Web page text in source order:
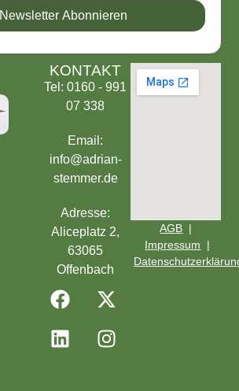
Newsletter Abonnieren
KONTAKT
Tel: 0160 - 991
07 338
Email:
info@adrian-
stemmer.de
Adresse:
Aliceplatz 2,
63065
Offenbach
AGB |
Impressum |